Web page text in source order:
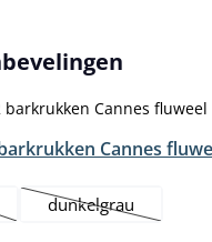
overslaan
Cannes
optie is momenteel niet
dunkelgrau
(Deze optie is